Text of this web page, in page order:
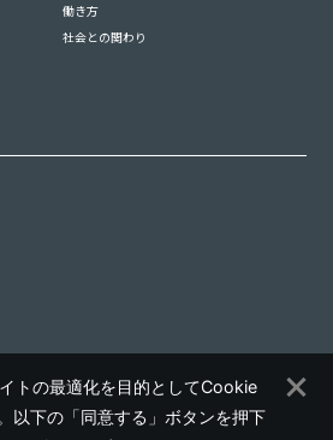
働き方
社会との関わり
トの最適化を目的としてCookie
以下の「同意する」ボタンを押下